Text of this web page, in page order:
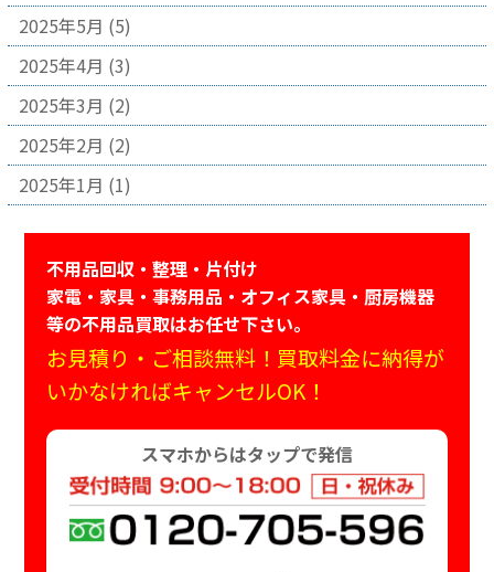
2025年5月 (5)
2025年4月 (3)
2025年3月 (2)
2025年2月 (2)
2025年1月 (1)
不用品回収・整理・片付け
家電・家具・事務用品・オフィス家具・厨房機器
等の不用品買取はお任せ下さい。
お見積り・ご相談無料！買取料金に納得が
いかなければキャンセルOK！
スマホからはタップで発信